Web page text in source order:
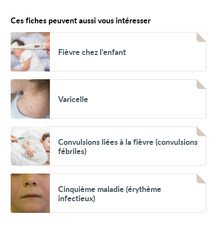
Ces fiches peuvent aussi vous intéresser
Voir
Fièvre
chez
l’enfant
Fièvre chez l’enfant
Voir
Varicelle
Varicelle
Convulsions
liées
la
(convulsions
fébriles)
Convulsions liées à la fièvre (convulsions
fébriles)
Voir
Cinquième
maladie
(érythème
infectieux)
Cinquième maladie (érythème
infectieux)